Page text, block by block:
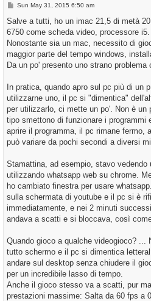
P
s
Sun May 31, 2015 6:50 am
Salve a tutti, ho un imac 21,5 di metà
6750 come scheda video, processore i5.
Nonostante sia un mac, necessito di
maggior parte del tempo windows,
Da un po' presento uno strano
In pratica, quando apro sul pc più di un
utilizzarne uno, il pc si "dimentica"
per utilizzarlo, ci mette un po'. Non è un
tipo smettono di funzionare i programmi
aprire il programma, il pc rimane fermo,
può variare da pochi secondi a diversi
Stamattina, ad esempio, stavo
utilizzando whatsapp web su chrome.
ho cambiato finestra per usare
sulla schermata di youtube e il pc si è
immediatamente, e nei 2 minuti
andava a scatti e si bloccava, così
Quando gioco a qualche videogioco? ...
tutto schermo e il pc si dimentica
andare sul desktop senza chiudere il
per un incredibile lasso di tempo.
Anche il gioco stesso va a scatti, pur
prestazioni massime: Salta da 60 fps a